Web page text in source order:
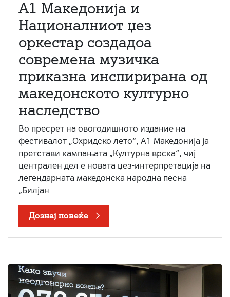
А1 Македонија и
Националниот џез
оркестар создадоа
современа музичка
приказна инспирирана од
македонското културно
наследство
Во пресрет на овогодишното издание на
фестивалот „Охридско лето“, А1 Македонија ја
претстави кампањата „Културна врска“, чиј
централен дел е новата џез-интерпретација на
легендарната македонска народна песна
„Билјан
Дознај повеќе